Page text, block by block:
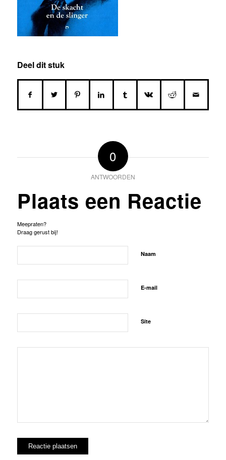
Deel dit stuk
0
ANTWOORDEN
Plaats een Reactie
Meepraten?
Draag gerust bij!
Naam
E-mail
Site